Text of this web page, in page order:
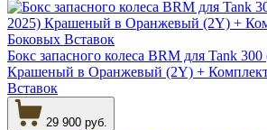
Бокс запасного колеса BRM для Tank
Крашеный в Оранжевый (2Y) +
Вставок
29 900 руб.